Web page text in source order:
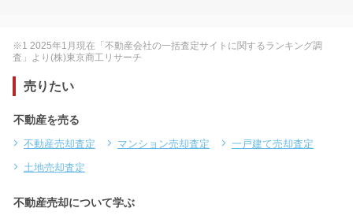
※1 2025年1月現在「不動産会社の一括査定サイトに関するランキング調
査」より(株)東京商工リサーチ
売りたい
不動産を売る
不動産売却査定 マンション売却査定
一戸建て売却査定
土地売却査定
不動産売却について学ぶ